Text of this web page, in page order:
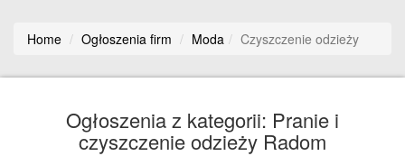
Home Ogłoszenia firm Moda Czyszczenie odzieży
Ogłoszenia z kategorii: Pranie i
czyszczenie odzieży Radom